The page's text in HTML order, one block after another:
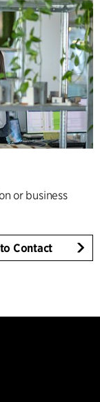
or business
Contact